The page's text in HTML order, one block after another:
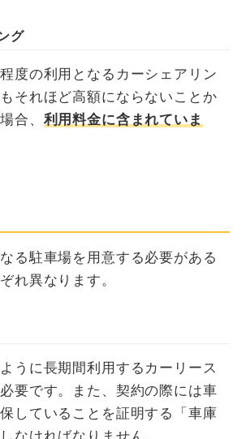
グ
度の利用となるカーシェアリン
それほど高額にならないことか
合、 利用料金に含まれていま
る駐車場を用意する必要がある
れ異なります。
うに長期間利用するカーリース
要です。また、契約の際には車
していることを証明する「車庫